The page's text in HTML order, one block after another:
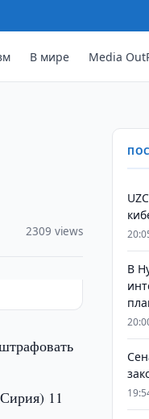
В мире Media
2309 views
11
В